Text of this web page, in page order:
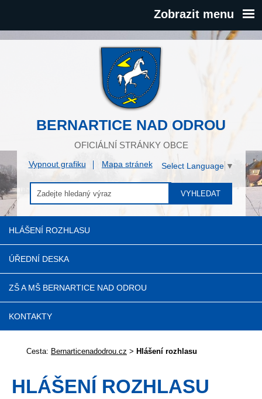
Zobrazit menu
BERNARTICE NAD ODROU
OFICIÁLNÍ STRÁNKY OBCE
Vypnout grafiku Mapa stránek Select Language ▼
VYHLEDAT
HLÁŠENÍ ROZHLASU
ÚŘEDNÍ DESKA
ZŠ A MŠ BERNARTICE NAD ODROU
KONTAKTY
Cesta: Bernarticenadodrou.cz > Hlášení rozhlasu
HLÁŠENÍ ROZHLASU